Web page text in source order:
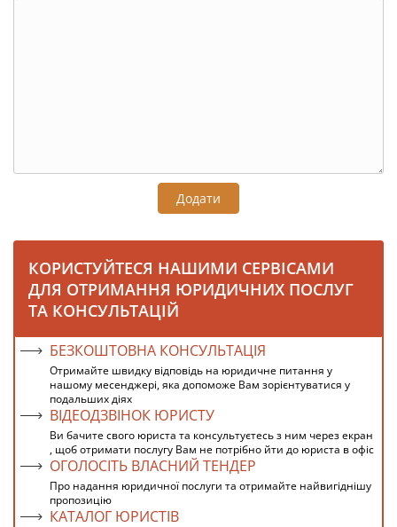
Додати
КОРИСТУЙТЕСЯ НАШИМИ СЕРВІСАМИ
ДЛЯ ОТРИМАННЯ ЮРИДИЧНИХ ПОСЛУГ
ТА КОНСУЛЬТАЦІЙ
БЕЗКОШТОВНА КОНСУЛЬТАЦІЯ
Отримайте швидку відповідь на юридичне питання у
нашому месенджері, яка допоможе Вам зорієнтуватися у
подальших діях
ВІДЕОДЗВІНОК ЮРИСТУ
Ви бачите свого юриста та консультуєтесь з ним через екран
, щоб отримати послугу Вам не потрібно йти до юриста в офіс
ОГОЛОСІТЬ ВЛАСНИЙ ТЕНДЕР
Про надання юридичної послуги та отримайте найвигіднішу
пропозицію
КАТАЛОГ ЮРИСТІВ